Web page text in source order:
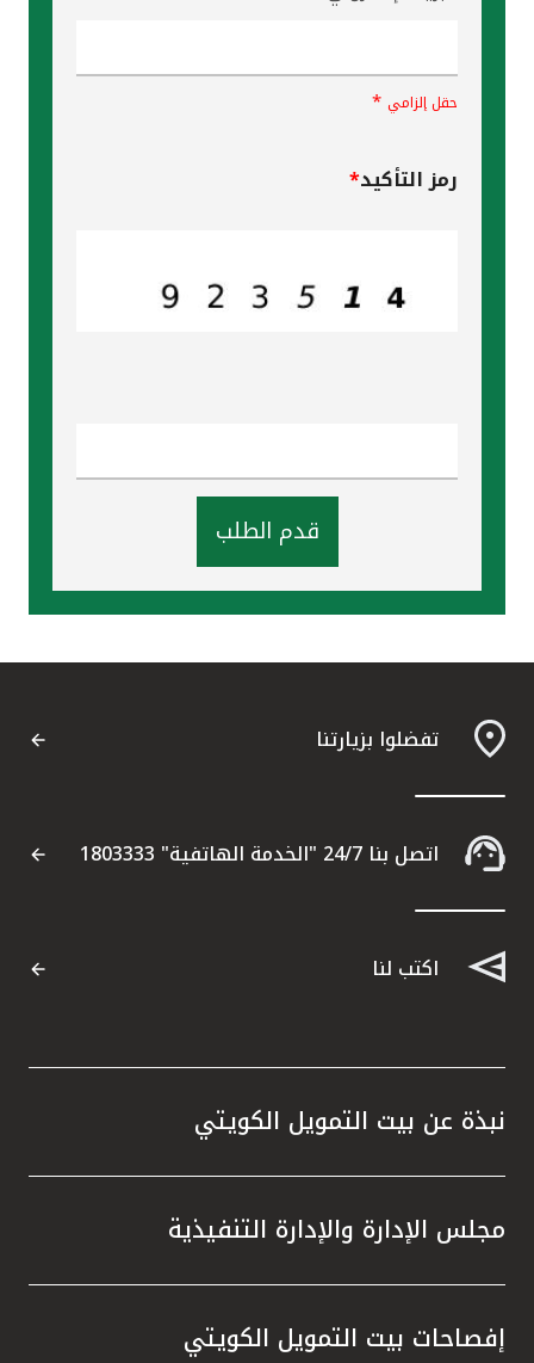
حقل إلزامي *
رمز التأكيد*
قدم الطلب
تفضلوا بزيارتنا
اتصل بنا 24/7 "الخدمة الهاتفية" 1803333
اكتب لنا
نبذة عن بيت التمويل الكويتي
مجلس الإدارة والإدارة التنفيذية
إفصاحات بيت التمويل الكويتي